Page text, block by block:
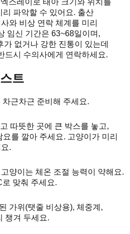
스레이로 태아 크기와 위치를
파악할 수 있어요. 출산
와 비상 연락 체계를 미리
임신 기간은 63~68일이며,
없거나 강한 진통이 있는데
드시 수의사에게 연락하세요.
트
근차근 준비해 주세요.
따뜻한 곳에 큰 박스를 놓고,
를 깔아 주세요. 고양이가 미리
.
양이는 체온 조절 능력이 약해요.
맞춰 주세요.
가위(탯줄 비상용), 체중계,
챙겨 두세요.